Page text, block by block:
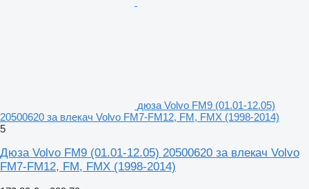
дюза Volvo FM9 (01.01-12.05)
20500620 за влекач Volvo FM7-FM12, FM, FMX (1998-2014)
5
Дюза Volvo FM9 (01.01-12.05) 20500620 за влекач Volvo
FM7-FM12, FM, FMX (1998-2014)